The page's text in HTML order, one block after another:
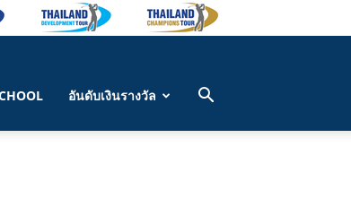
อันดับเงินรางวัล